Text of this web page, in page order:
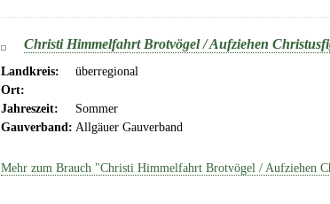
Christi Himmelfahrt Brotvögel / Aufziehen
Landkreis:
überregional
Ort:
Jahreszeit:
Sommer
Gauverband: Allgäuer Gauverband
Mehr zum Brauch "Christi Himmelfahrt Brotvögel / Aufziehen